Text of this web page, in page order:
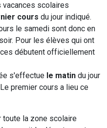
vacances scolaires
cours du jour indiqué.
le samedi sont donc en
Pour les élèves qui ont
débutent officiellement
s'effectue le matin du jour
premier cours a lieu ce
toute la zone scolaire